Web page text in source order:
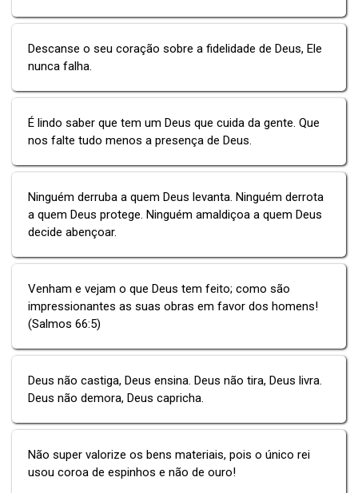
Descanse o seu coração sobre a fidelidade de Deus, Ele
nunca falha.
É lindo saber que tem um Deus que cuida da gente. Que
nos falte tudo menos a presença de Deus.
Ninguém derruba a quem Deus levanta. Ninguém derrota
a quem Deus protege. Ninguém amaldiçoa a quem Deus
decide abençoar.
Venham e vejam o que Deus tem feito; como são
impressionantes as suas obras em favor dos homens!
(Salmos 66:5)
Deus não castiga, Deus ensina. Deus não tira, Deus livra.
Deus não demora, Deus capricha.
Não super valorize os bens materiais, pois o único rei
usou coroa de espinhos e não de ouro!